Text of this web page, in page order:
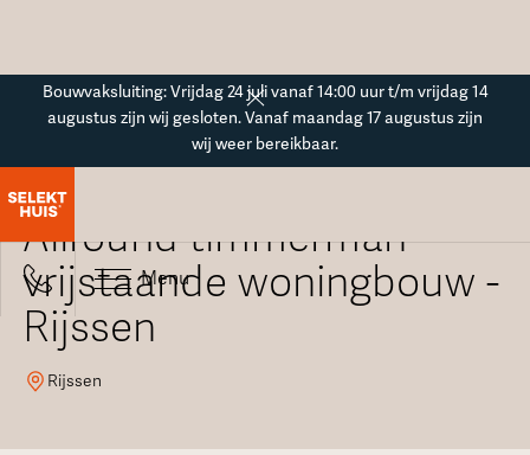
Bouwvaksluiting: Vrijdag 24 juli vanaf 14:00 uur t/m vrijdag 14
augustus zijn wij gesloten. Vanaf maandag 17 augustus zijn
wij weer bereikbaar.
Menu
Allround timmerman -
vrijstaande woningbouw -
Rijssen
Rijssen